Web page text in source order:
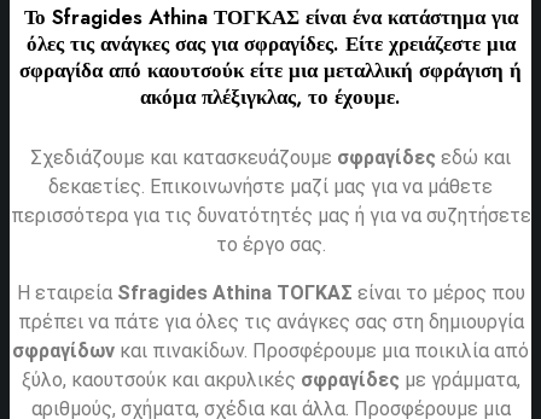
Το Sfragides Athina ΤΟΓΚΑΣείναι ένα κατάστημα για
όλες τις ανάγκες σας γιασφραγίδες. Είτε χρειάζεστε μια
σφραγίδααπό καουτσούκ είτε μια μεταλλική σφράγιση ή
ακόμα πλέξιγκλας, το έχουμε.
Σχεδιάζουμε και κατασκευάζουμε σφραγίδες εδώ και
δεκαετίες. Επικοινωνήστε μαζί μας για να μάθετε
περισσότερα για τις δυνατότητές μας ή για να συζητήσετε
το έργο σας.
Η εταιρεία Sfragides Athina ΤΟΓΚΑΣ είναι το μέρος που
πρέπει να πάτε για όλες τις ανάγκες σας στη δημιουργία
σφραγίδων και πινακίδων. Προσφέρουμε μια ποικιλία από
ξύλο, καουτσούκ και ακρυλικές σφραγίδες με γράμματα,
αριθμούς, σχήματα, σχέδια και άλλα. Προσφέρουμε μια